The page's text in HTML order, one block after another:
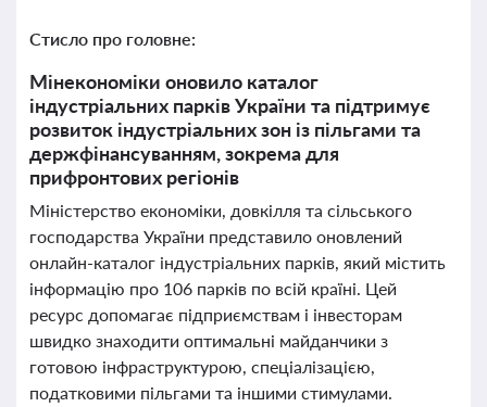
Стисло про головне:
Мінекономіки оновило каталог
індустріальних парків України та підтримує
розвиток індустріальних зон із пільгами та
держфінансуванням, зокрема для
прифронтових регіонів
Міністерство економіки, довкілля та сільського
господарства України представило оновлений
онлайн-каталог індустріальних парків, який містить
інформацію про 106 парків по всій країні. Цей
ресурс допомагає підприємствам і інвесторам
швидко знаходити оптимальні майданчики з
готовою інфраструктурою, спеціалізацією,
податковими пільгами та іншими стимулами.